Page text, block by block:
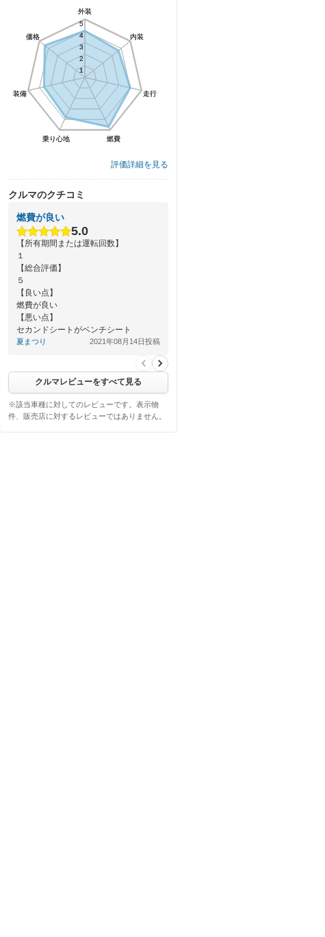
外装
内装
走行
燃費
乗り心地
装備
価格
1
2
3
4
5
外装
内装
走行
燃費
乗り心地
装備
価格
1
2
3
4
5
評価詳細を見る
クルマのクチコミ
燃費が良い
5.0
【所有期間または運転回数】
１
【総合評価】
５
【良い点】
燃費が良い
【悪い点】
セカンドシートがベンチシート
夏まつり 2021年08月14日投稿
クルマレビューをすべて見る
※該当車種に対してのレビューです。表示物
件、販売店に対するレビューではありません。